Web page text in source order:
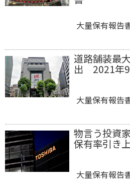
大量保有報告
道路舗装最
出 2021年9
大量保有報告
物言う投資
保有率引き
大量保有報告